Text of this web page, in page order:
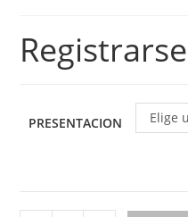
PRESENTACION Elige